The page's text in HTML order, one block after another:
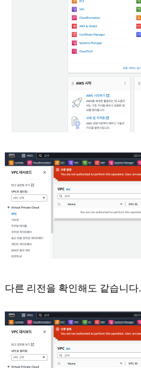
다른 리전을 확인해도 같습니다.